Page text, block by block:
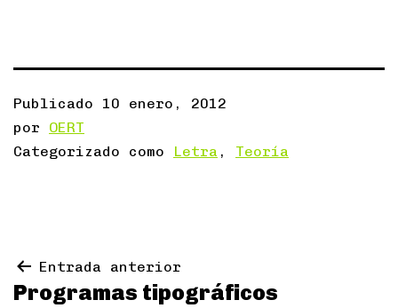
Publicado 10 enero, 2012
por OERT
Categorizado como
Letra , Teoría
Navegación
Entrada anterior
Programas tipográficos